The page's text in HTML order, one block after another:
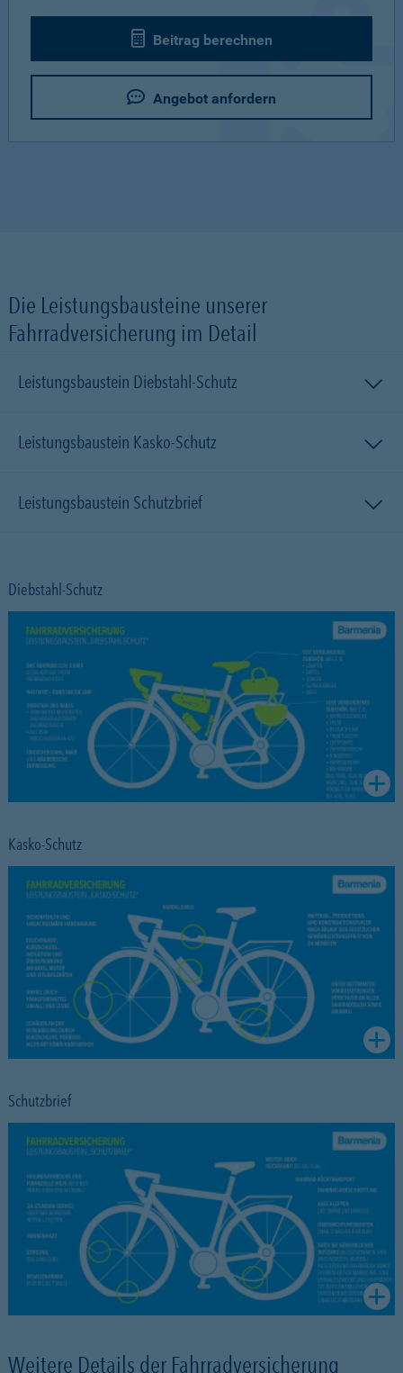
Beitrag berechnen
Angebot anfordern
Die Leistungsbausteine unserer
Fahrradversicherung im Detail
Leistungsbaustein Diebstahl-Schutz
Leistungsbaustein Kasko-Schutz
Leistungsbaustein Schutzbrief
Diebstahl-Schutz
Kasko-Schutz
Schutzbrief
Weitere Details der Fahrradversicherung